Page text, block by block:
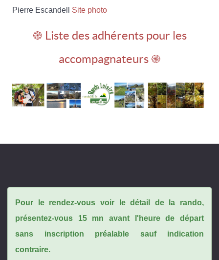
Pierre Escandell Site photo
֎ Liste des adhérents pour les
accompagnateurs ֎
Pour le rendez-vous voir le détail de la rando,
présentez-vous 15 mn avant l'heure de départ
sans inscription préalable sauf indication
contraire.